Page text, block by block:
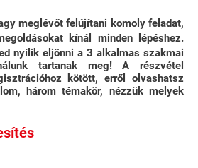
meglévőt felújítani komoly feladat,
kínál minden lépéshez.
nyílik eljönni a 3 alkalmas szakmai
tartanak meg! A részvétel
kötött, erről olvashatsz
három témakör, nézzük melyek